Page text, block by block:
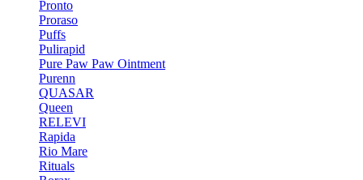
Pronto
Proraso
Puffs
Pulirapid
Pure Paw Paw Ointment
Purenn
QUASAR
Queen
RELEVI
Rapida
Rio Mare
Rituals